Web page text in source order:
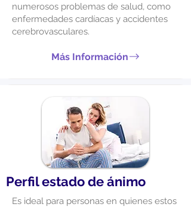
numerosos problemas de salud, como
enfermedades cardíacas y accidentes
cerebrovasculares.
Más Información
Perfil estado de ánimo
Es ideal para personas en quienes estos